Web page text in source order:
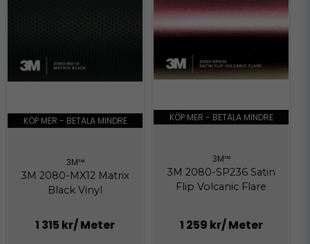
3m-tripstrix-2080.pdf
wrap-film-series-2080-
product-bulletin.pdf
Hämta
KÖP MER - BETALA MINDRE
3M™
3M 2080-MX12 Matrix
Black Vinyl
1 315 kr/ Meter
KÖP MER - BETALA MINDRE
3M™
3M 2080-SP236 Satin
Flip Volcanic Flare
1 259 kr/ Meter